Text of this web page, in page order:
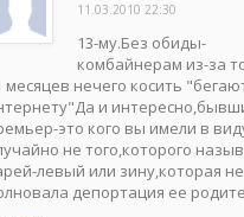
11.03.2010 22:30
13-му.Без обиды-
комбайнерам из-за
месяцев нечего косить
и
это кого вы имели в
не того,которого
левый или зину,которая
депортация ее